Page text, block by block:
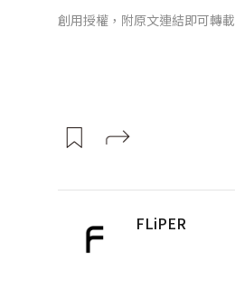
創用授權，附原文連結即可轉載
FLiPER